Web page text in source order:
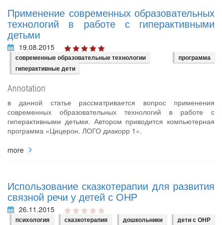
Применение современных образовательных
технологий в работе с гиперактивными
детьми
19.08.2015
современные образовательные технологии
программа
гиперактивные дети
Annotation
в данной статье рассматривается вопрос применения
современных образовательных технологий в работе с
гиперактивными детьми. Автором приводится компьютерная
программа «Цицерон. ЛОГО диакорр 1».
more
Использование сказкотерапии для развития
связной речи у детей с ОНР
26.11.2015
психология сказкотерапия дошкольники
дети с ОНР